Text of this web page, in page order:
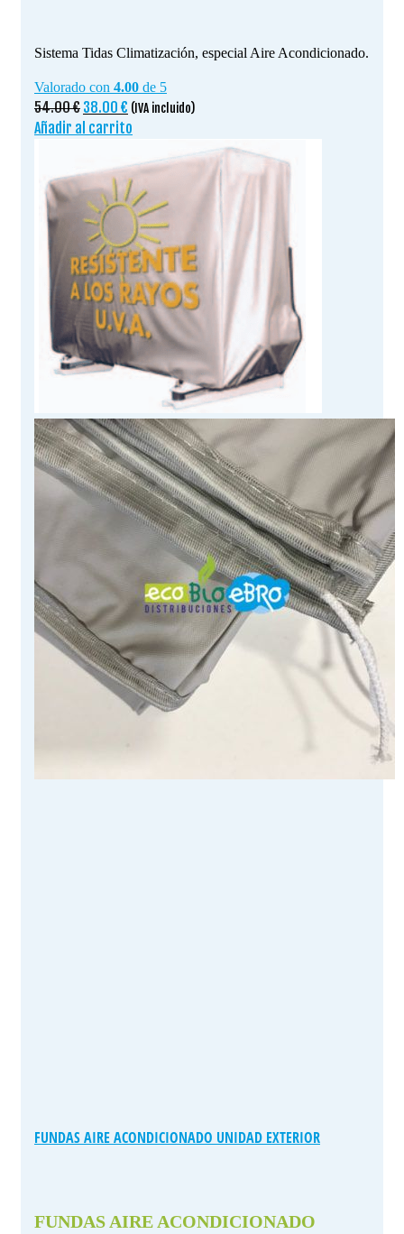
Sistema Tidas Climatización, especial Aire Acondicionado.
Valorado con 4.00 de 5
54.00€ El
precio
era:
54.00 €.
38.00 € El
precio
es:
38.00 €.
(IVA incluido)
Añadir al carrito
FUNDAS AIRE ACONDICIONADO UNIDAD EXTERIOR
FUNDAS AIRE ACONDICIONADO